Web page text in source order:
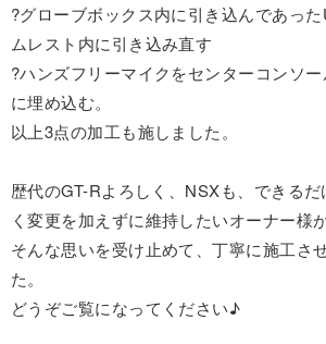
?グローブボックス内に引き込んであっ
ムレスト内に引き込み直す
?ハンズフリーマイクをセンターコンソ
に埋め込む。
以上3点の加工も施しました。
歴代のGT-Rよろしく、NSXも、できる
く変更を加えずに維持したいオーナー様
そんな思いを受け止めて、丁寧に施工さ
た。
どうぞご覧になってください♪